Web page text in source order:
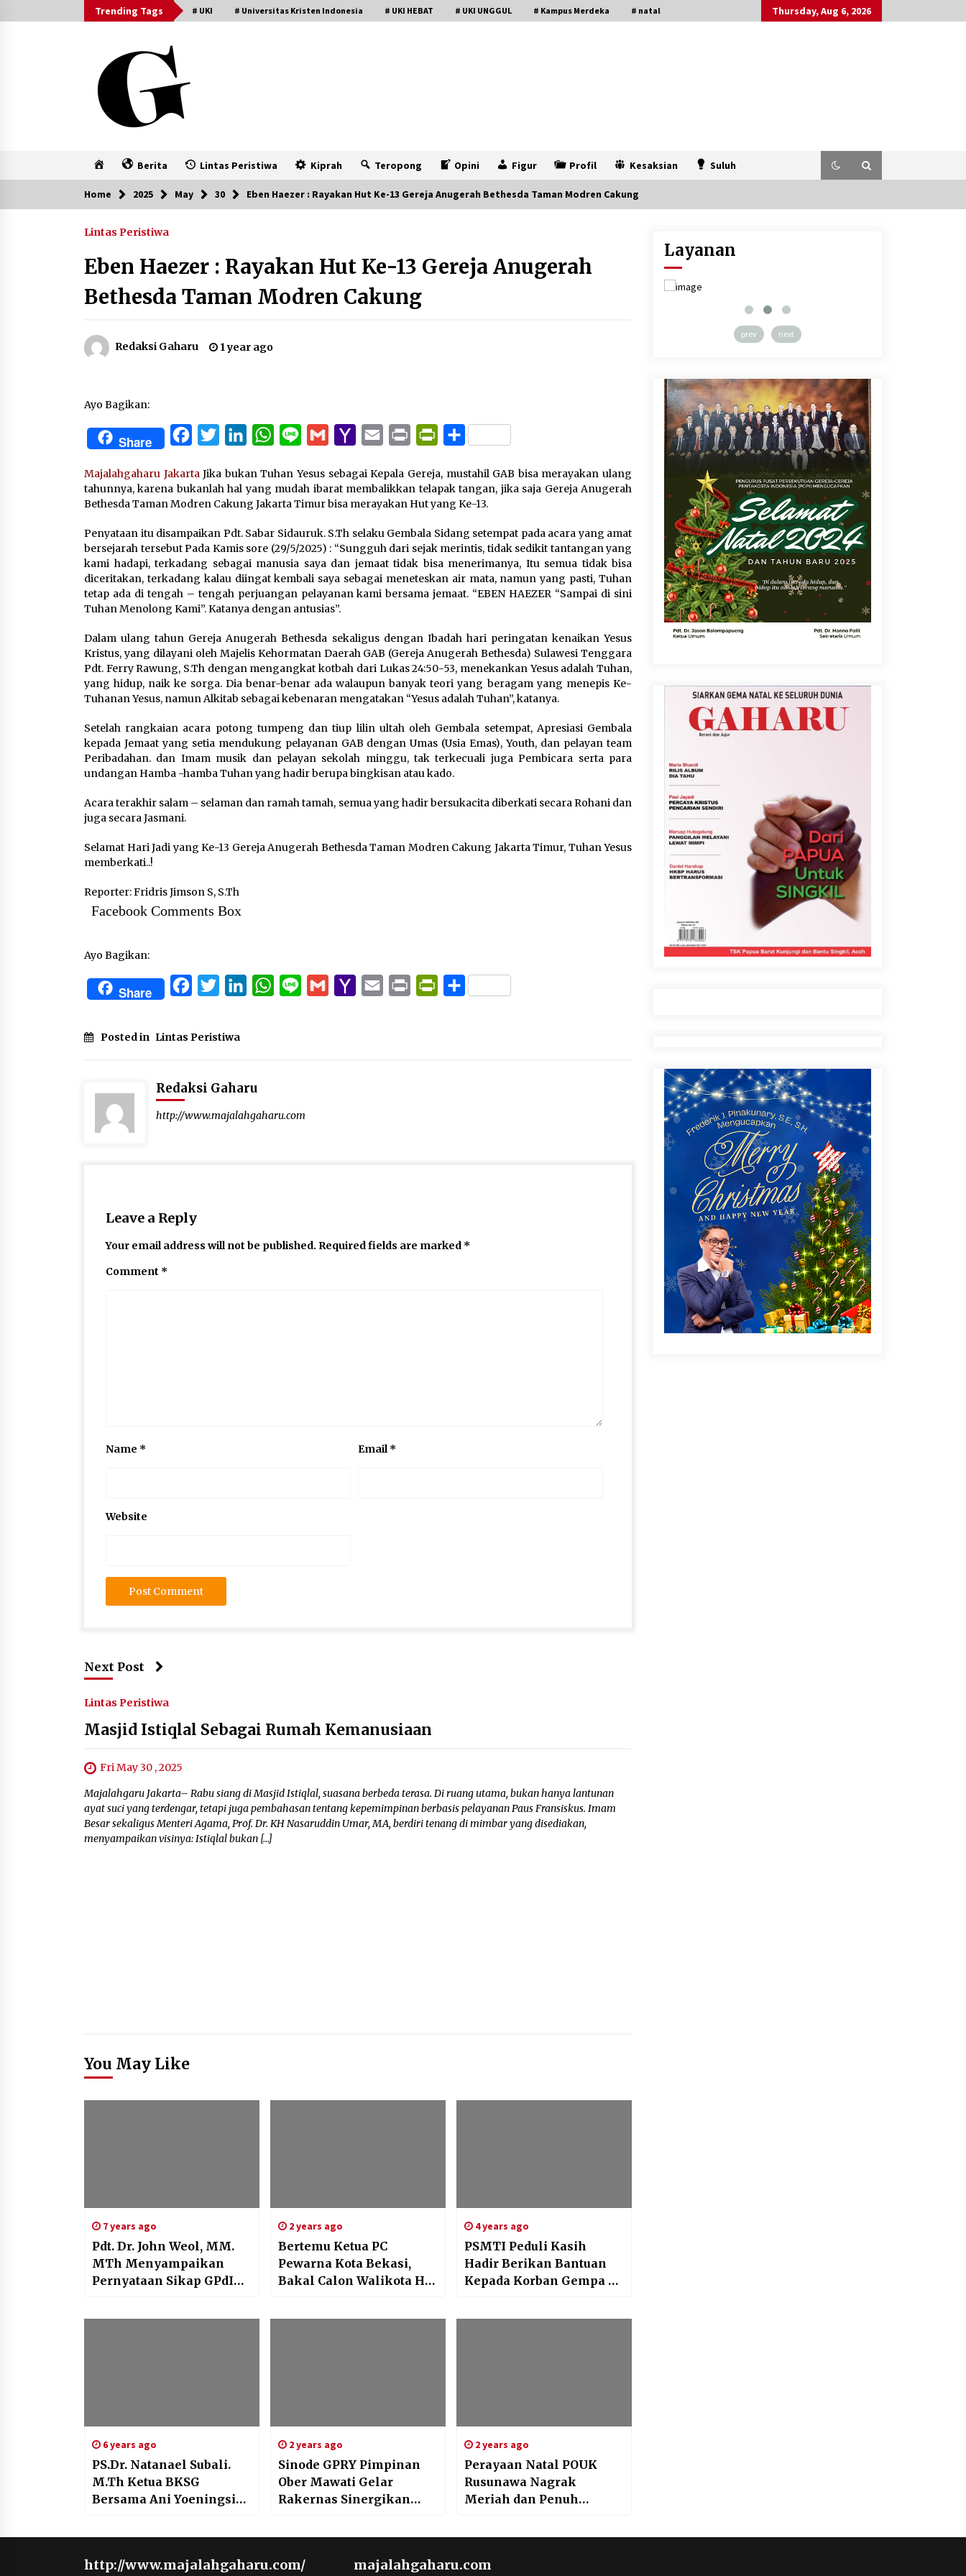
to
Trending Tags # UKI # Universitas Kristen Indonesia # UKI HEBAT # UKI UNGGUL # Kampus Merdeka # natal Thursday, Aug 6, 2026
Home Berita Lintas Peristiwa Kiprah Teropong Opini Figur Profil Kesaksian Suluh
Home 2025 May 30 Eben Haezer : Rayakan Hut Ke-13 Gereja Anugerah Bethesda Taman Modren Cakung
Lintas Peristiwa
Eben Haezer : Rayakan Hut Ke-13 Gereja Anugerah
Bethesda Taman Modren Cakung
Redaksi Gaharu 1 year ago
Ayo Bagikan:
Share FacebookTwitterLinkedInWhatsApp
Line Gmail Yahoo Email Print PrintFriendly
Share
Majalahgaharu JakartaJika bukan Tuhan Yesus sebagai Kepala Gereja, mustahil GAB bisa merayakan ulang
tahunnya, karena bukanlah hal yang mudah ibarat membalikkan telapak tangan, jika saja Gereja Anugerah
Bethesda Taman Modren Cakung Jakarta Timur bisa merayakan Hut yang Ke-13.
Penyataan itu disampaikan Pdt. Sabar Sidauruk. S.Th selaku Gembala Sidang setempat pada acara yang amat
bersejarah tersebut Pada Kamis sore (29/5/2025) : “Sungguh dari sejak merintis, tidak sedikit tantangan yang
kami hadapi, terkadang sebagai manusia saya dan jemaat tidak bisa menerimanya, Itu semua tidak bisa
diceritakan, terkadang kalau diingat kembali saya sebagai meneteskan air mata, namun yang pasti, Tuhan
tetap ada di tengah – tengah perjuangan pelayanan kami bersama jemaat. “EBEN HAEZER “Sampai di sini
Tuhan Menolong Kami”. Katanya dengan antusias”.
Dalam ulang tahun Gereja Anugerah Bethesda sekaligus dengan Ibadah hari peringatan kenaikan Yesus
Kristus, yang dilayani oleh Majelis Kehormatan Daerah GAB (Gereja Anugerah Bethesda) Sulawesi Tenggara
Pdt. Ferry Rawung, S.Th dengan mengangkat kotbah dari Lukas 24:50-53, menekankan Yesus adalah Tuhan,
yang hidup, naik ke sorga. Dia benar-benar ada walaupun banyak teori yang beragam yang menepis Ke-
Tuhanan Yesus, namun Alkitab sebagai kebenaran mengatakan “Yesus adalah Tuhan”, katanya.
Setelah rangkaian acara potong tumpeng dan tiup lilin ultah oleh Gembala setempat, Apresiasi Gembala
kepada Jemaat yang setia mendukung pelayanan GAB dengan Umas (Usia Emas), Youth, dan pelayan team
Peribadahan. dan Imam musik dan pelayan sekolah minggu, tak terkecuali juga Pembicara serta para
undangan Hamba -hamba Tuhan yang hadir berupa bingkisan atau kado.
Acara terakhir salam – selaman dan ramah tamah, semua yang hadir bersukacita diberkati secara Rohani dan
juga secara Jasmani.
Selamat Hari Jadi yang Ke-13 Gereja Anugerah Bethesda Taman Modren Cakung Jakarta Timur, Tuhan Yesus
memberkati..!
Reporter: Fridris Jimson S, S.Th
Facebook Comments Box
Ayo Bagikan:
Share FacebookTwitterLinkedInWhatsApp
Line Gmail Yahoo Email Print PrintFriendly
Share
Posted in Lintas Peristiwa
Redaksi Gaharu
http://www.majalahgaharu.com
Leave a Reply
Your email address will not be published. Required fields are marked *
Comment *
Name * Email*
Website
Next Post
Lintas Peristiwa
Masjid Istiqlal Sebagai Rumah Kemanusiaan
Fri May 30 , 2025
Majalahgaru Jakarta– Rabu siang di Masjid Istiqlal, suasana berbeda terasa. Di ruang utama, bukan hanya lantunan
ayat suci yang terdengar, tetapi juga pembahasan tentang kepemimpinan berbasis pelayanan Paus Fransiskus. Imam
Besar sekaligus Menteri Agama, Prof. Dr. KH Nasaruddin Umar, MA, berdiri tenang di mimbar yang disediakan,
menyampaikan visinya: Istiqlal bukan […]
You May Like
7 years ago
Pdt. Dr. John Weol, MM.
MTh Menyampaikan
Pernyataan Sikap GPdI
2019
2 years ago
Bertemu Ketua PC
Pewarna Kota Bekasi,
Bakal Calon Walikota H.
Sampaikan Visi Misinya
4 years ago
PSMTI Peduli Kasih
Hadir Berikan Bantuan
Kepada Korban Gempa di
6 years ago
PS.Dr. Natanael Subali.
M.Th Ketua BKSG
Bersama Ani Yoeningsih
Membagikan Sembako
Terdampak
2 years ago
Sinode GPRY Pimpinan
Ober Mawati Gelar
Rakernas Sinergikan
Kembangkan Kemajuan
2 years ago
Perayaan Natal POUK
Rusunawa Nagrak
Meriah dan Penuh
Layanan
prev next
http://www.majalahgaharu.com/ majalahgaharu.com